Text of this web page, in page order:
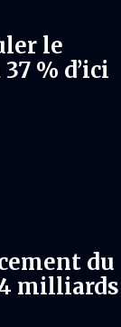
le
% d’ici
du
milliards